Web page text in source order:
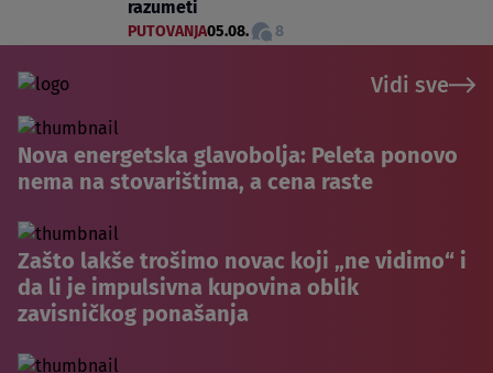
razumeti
PUTOVANJA05.08. 8
Vidi sve
Nova energetska glavobolja: Peleta ponovo
nema na stovarištima, a cena raste
Zašto lakše trošimo novac koji „ne vidimo“ i
da li je impulsivna kupovina oblik
zavisničkog ponašanja